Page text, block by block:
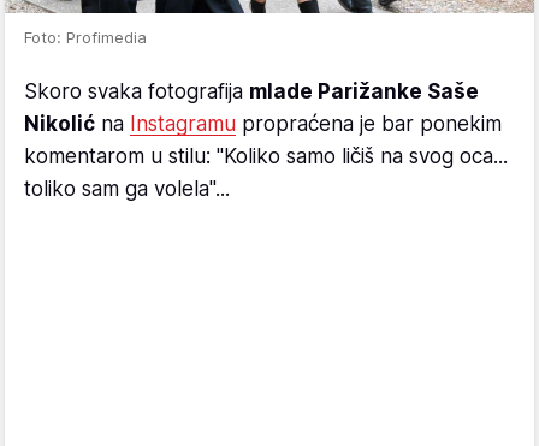
Foto: Profimedia
Skoro svaka fotografija mlade Parižanke Saše
Nikolić na Instagramu propraćena je bar ponekim
komentarom u stilu: "Koliko samo ličiš na svog oca...
toliko sam ga volela"...